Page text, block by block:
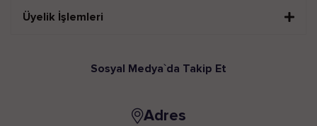
Üyelik İşlemleri
Sosyal Medya`da Takip Et
Adres